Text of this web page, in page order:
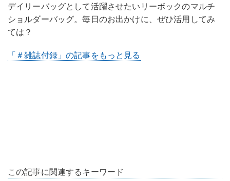
デイリーバッグとして活躍させたいリーボックのマルチ
ショルダーバッグ。毎日のお出かけに、ぜひ活用してみ
ては？
「＃雑誌付録」の記事をもっと見る
この記事に関連するキーワード